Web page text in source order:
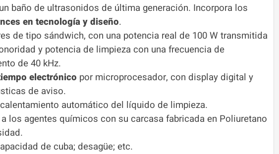
baño de ultrasonidos de última generación. Incorpora los
en tecnología y diseño.
de tipo sándwich, con una potencia real de 100 W transmitida
y potencia de limpieza con una frecuencia de
de 40 kHz.
electrónico por microprocesador, con display digital y
de aviso.
automático del líquido de limpieza.
los agentes químicos con su carcasa fabricada en Poliuretano
de cuba; desagüe; etc.